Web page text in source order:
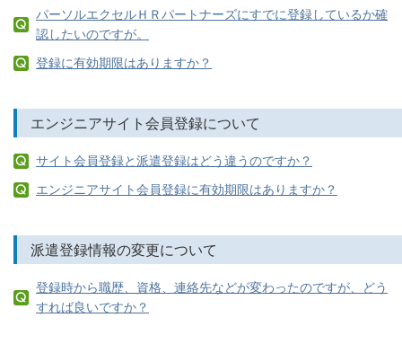
パーソルエクセルＨＲパートナーズにすでに登録しているか確
認したいのですが。
登録に有効期限はありますか？
エンジニアサイト会員登録について
サイト会員登録と派遣登録はどう違うのですか？
エンジニアサイト会員登録に有効期限はありますか？
派遣登録情報の変更について
登録時から職歴、資格、連絡先などが変わったのですが、どう
すれば良いですか？